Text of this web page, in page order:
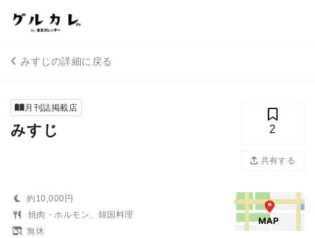
みすじの詳細に戻る
月刊誌掲載店
みすじ 2
共有する
約10,000円
焼肉・ホルモン、韓国料理
無休